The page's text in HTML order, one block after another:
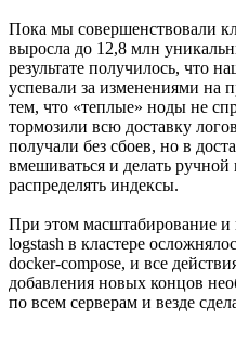
Пока мы совершенствовали
выросла до 12,8 млн
результате получилось, что
успевали за изменениями на
тем, что «теплые» ноды не
тормозили всю доставку
получали без сбоев, но в
вмешиваться и делать
распределять индексы.
При этом масштабирование и
logstash в кластере
docker-compose, и все
добавления новых концов
по всем серверам и везде